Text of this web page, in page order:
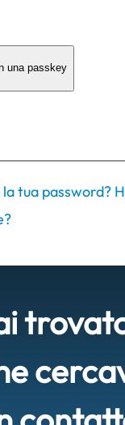
una passkey
tua password?